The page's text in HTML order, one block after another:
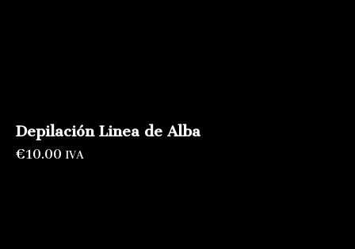
Depilación Linea de Alba
€10.00 IVA